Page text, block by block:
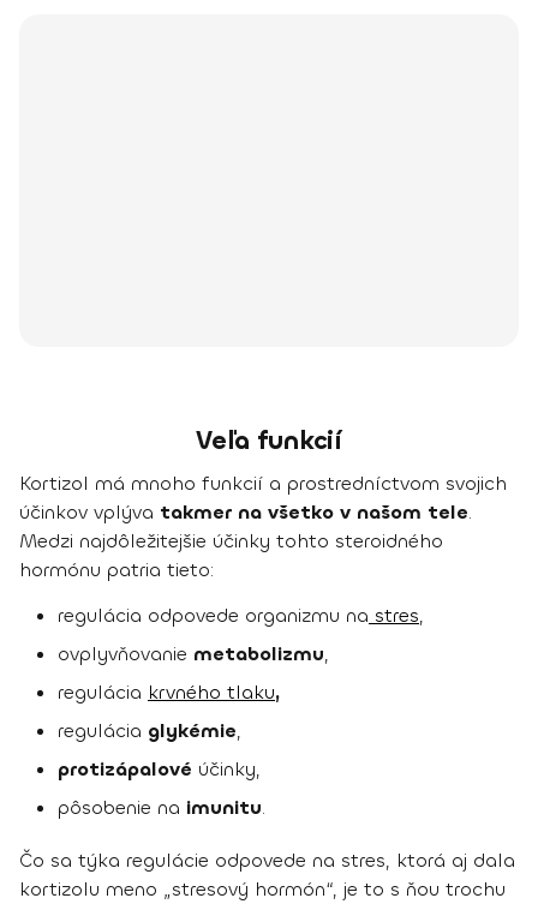
Veľa funkcií
Kortizol má mnoho funkcií a prostredníctvom svojich
účinkov vplýva takmer na všetko v našom tele.
Medzi najdôležitejšie účinky tohto steroidného
hormónu patria tieto:
regulácia odpovede organizmu na stres,
ovplyvňovanie metabolizmu,
regulácia krvného tlaku,
regulácia glykémie,
protizápalové účinky,
pôsobenie na imunitu.
Čo sa týka regulácie odpovede na stres, ktorá aj dala
kortizolu meno „stresový hormón“, je to s ňou trochu